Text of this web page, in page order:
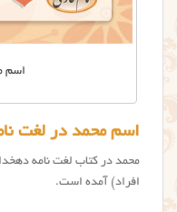
اسم
اسم محمد در لغت
افراد) آمده است.